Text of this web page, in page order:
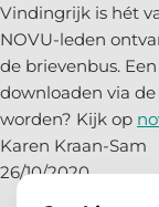
Vindingrijk is hét
NOVU-leden
de brievenbus.
downloaden via
worden? Kijk op
Karen Kraan-Sam
26/10/2020